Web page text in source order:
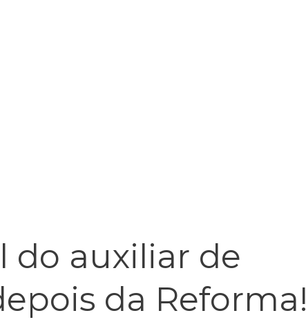
do auxiliar de
da Reforma!